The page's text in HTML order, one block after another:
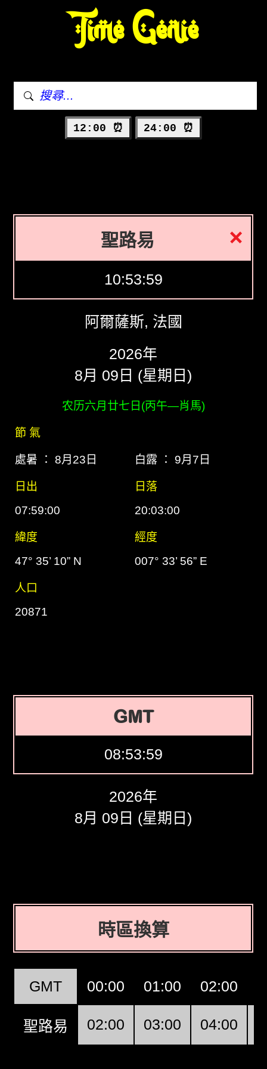
Time Genie
12:00 ⏰ 24:00 ⏰
聖路易
10:54:00
阿爾薩斯, 法國
2026年
8月 09日 (星期日)
农历六月廿七日(丙午―肖馬)
節 氣
處暑 ： 8月23日 白露 ： 9月7日
日出
日落
07:59:00
20:03:00
緯度
經度
47° 35’ 10” N
007° 33’ 56” E
人口
20871
GMT
08:54:00
2026年
8月 09日 (星期日)
時區換算
GMT 00:00 01:00 02:00
聖路易 02:00 03:00 04:00